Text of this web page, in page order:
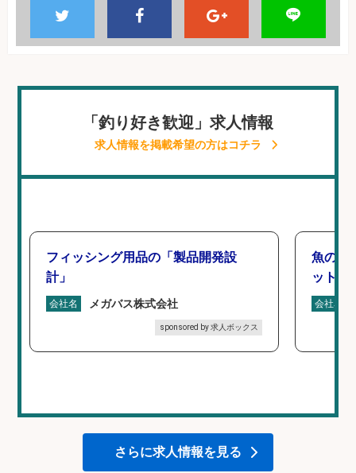
「釣り好き歓迎」求人情報
求人情報を掲載希望の方はコチラ
フィッシング用品の「製品開発設
計」
会社名 メガバス株式会社
sponsored by 求人ボックス
魚の「
ットを
会社名
さらに求人情報を見る